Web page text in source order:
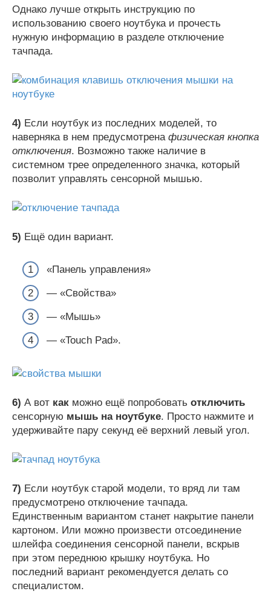
Однако лучше открыть инструкцию по
использованию своего ноутбука и прочесть
нужную информацию в разделе отключение
тачпада.
4) Если ноутбук из последних моделей, то
наверняка в нем предусмотрена физическая кнопка
отключения. Возможно также наличие в
системном трее определенного значка, который
позволит управлять сенсорной мышью.
5) Ещё один вариант.
«Панель управления»
— «Свойства»
— «Мышь»
— «Touch Pad».
6) А вот как можно ещё попробовать отключить
сенсорную мышь на ноутбуке. Просто нажмите и
удерживайте пару секунд её верхний левый угол.
7) Если ноутбук старой модели, то вряд ли там
предусмотрено отключение тачпада.
Единственным вариантом станет накрытие панели
картоном. Или можно произвести отсоединение
шлейфа соединения сенсорной панели, вскрыв
при этом переднюю крышку ноутбука. Но
последний вариант рекомендуется делать со
специалистом.